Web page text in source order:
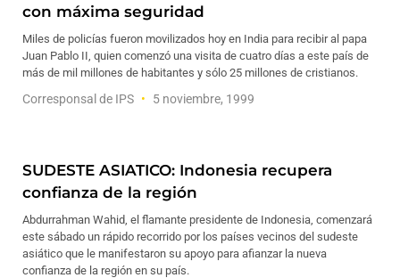
con máxima seguridad
Miles de policías fueron movilizados hoy en India para recibir al papa
Juan Pablo II, quien comenzó una visita de cuatro días a este país de
más de mil millones de habitantes y sólo 25 millones de cristianos.
Corresponsal de IPS 5 noviembre, 1999
SUDESTE ASIATICO: Indonesia recupera
confianza de la región
Abdurrahman Wahid, el flamante presidente de Indonesia, comenzará
este sábado un rápido recorrido por los países vecinos del sudeste
asiático que le manifestaron su apoyo para afianzar la nueva
confianza de la región en su país.